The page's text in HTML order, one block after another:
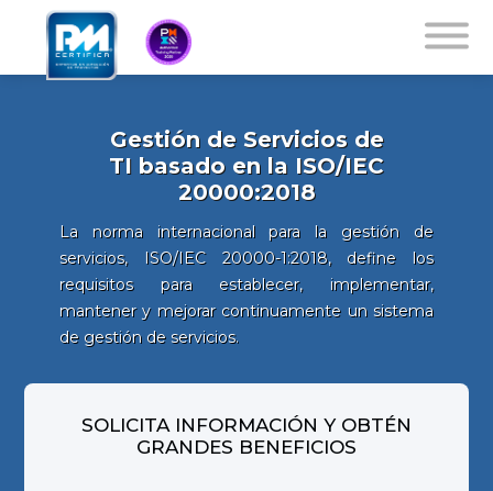
Gestión de Servicios de
TI basado en la ISO/IEC
20000:2018
La norma internacional para la gestión de
servicios, ISO/IEC 20000-1:2018, define los
requisitos para establecer, implementar,
mantener y mejorar continuamente un sistema
de gestión de servicios.
SOLICITA INFORMACIÓN Y OBTÉN
GRANDES BENEFICIOS